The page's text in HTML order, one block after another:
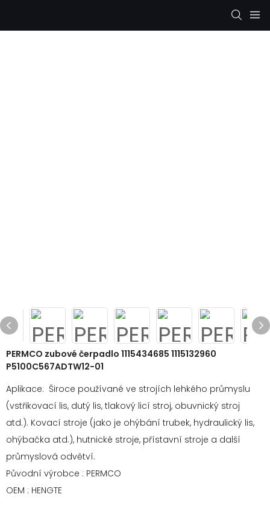
PERMCO zubové čerpadlo 1115434685 1115132960
P5100C567ADTW12-01
Aplikace: Široce používané ve strojích lehkého průmyslu
(vstřikovací lis, dutý lis, tlakový licí stroj, obuvnický stroj
atd.). Kovací stroje (jako je ohýbání trubek, hydraulický lis,
ohýbačka atd.), hutnické stroje, přístavní stroje a další
průmyslová odvětví.
Původní výrobce : PERMCO
OEM : HENGTE